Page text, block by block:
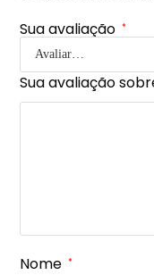
Sua avaliação *
Sua avaliação
Nome *